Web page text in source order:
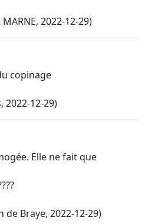
MARNE, 2022-12-29)
copinage
2022-12-29)
Elle ne fait que
de Braye, 2022-12-29)